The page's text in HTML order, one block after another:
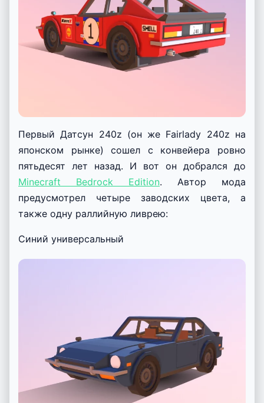
Первый Датсун 240z (он же Fairlady 240z на
японском рынке) сошел с конвейера ровно
пятьдесят лет назад. И вот он добрался до
Minecraft Bedrock Edition. Автор мода
предусмотрел четыре заводских цвета, а
также одну раллийную ливрею:
Синий универсальный